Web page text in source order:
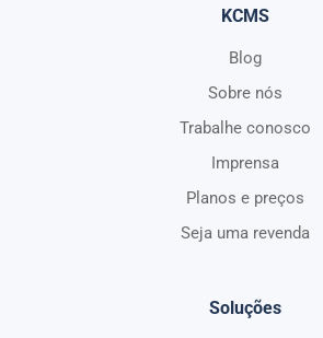
KCMS
Blog
Sobre nós
Trabalhe conosco
Imprensa
Planos e preços
Seja uma revenda
Soluções